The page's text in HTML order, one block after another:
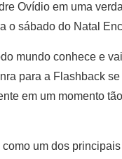
Ovídio em uma
o sábado do Natal
mundo conhece e
para a Flashback
em um momento
um dos